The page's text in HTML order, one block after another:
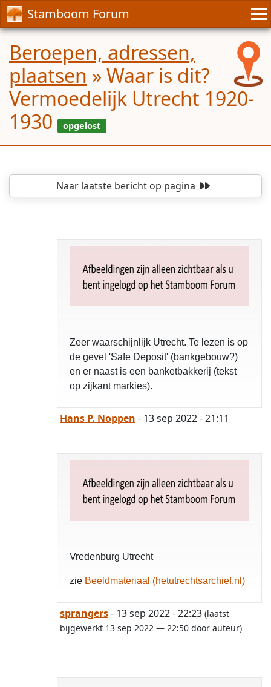
Stamboom Forum
Beroepen, adressen,
plaatsen » Waar is dit?
Vermoedelijk Utrecht 1920-
1930
Naar laatste berichtop pagina
Zeer waarschijnlijk Utrecht. Te lezen is op
de gevel 'Safe Deposit' (bankgebouw?)
en er naast is een banketbakkerij (tekst
op zijkant markies).
Hans P. Noppen - 13 sep 2022 - 21:11
Vredenburg Utrecht
zie Beeldmateriaal (hetutrechtsarchief.nl)
sprangers- 13 sep 2022 - 22:23 (laatst
bijgewerkt 13 sep 2022 — 22:50 door auteur)